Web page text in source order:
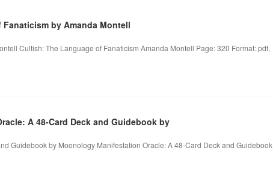
by Amanda Montell
Cultish: The Language of Fanaticism Amanda Montell Page: 320 Format: pdf,
A 48-Card Deck and Guidebook by
Guidebook by Moonology Manifestation Oracle: A 48-Card Deck and Guidebook